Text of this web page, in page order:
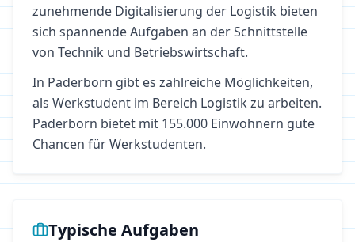
zunehmende Digitalisierung der Logistik bieten
sich spannende Aufgaben an der Schnittstelle
von Technik und Betriebswirtschaft.
In Paderborn gibt es zahlreiche Möglichkeiten,
als Werkstudent im Bereich Logistik zu arbeiten.
Paderborn bietet mit 155.000 Einwohnern gute
Chancen für Werkstudenten.
Typische Aufgaben